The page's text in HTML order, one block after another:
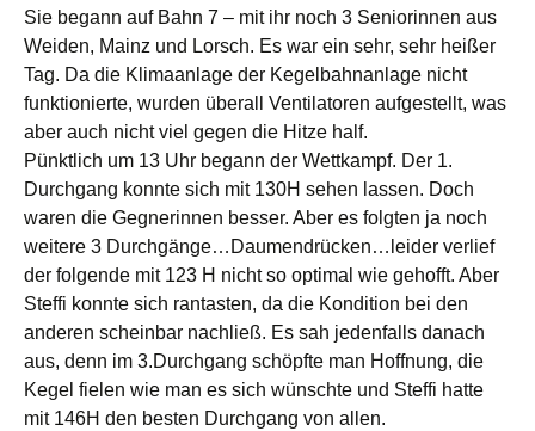
Sie begann auf Bahn 7 – mit ihr noch 3 Seniorinnen aus
Weiden, Mainz und Lorsch. Es war ein sehr, sehr heißer
Tag. Da die Klimaanlage der Kegelbahnanlage nicht
funktionierte, wurden überall Ventilatoren aufgestellt, was
aber auch nicht viel gegen die Hitze half.
Pünktlich um 13 Uhr begann der Wettkampf. Der 1.
Durchgang konnte sich mit 130H sehen lassen. Doch
waren die Gegnerinnen besser. Aber es folgten ja noch
weitere 3 Durchgänge…Daumendrücken…leider verlief
der folgende mit 123 H nicht so optimal wie gehofft. Aber
Steffi konnte sich rantasten, da die Kondition bei den
anderen scheinbar nachließ. Es sah jedenfalls danach
aus, denn im 3.Durchgang schöpfte man Hoffnung, die
Kegel fielen wie man es sich wünschte und Steffi hatte
mit 146H den besten Durchgang von allen.